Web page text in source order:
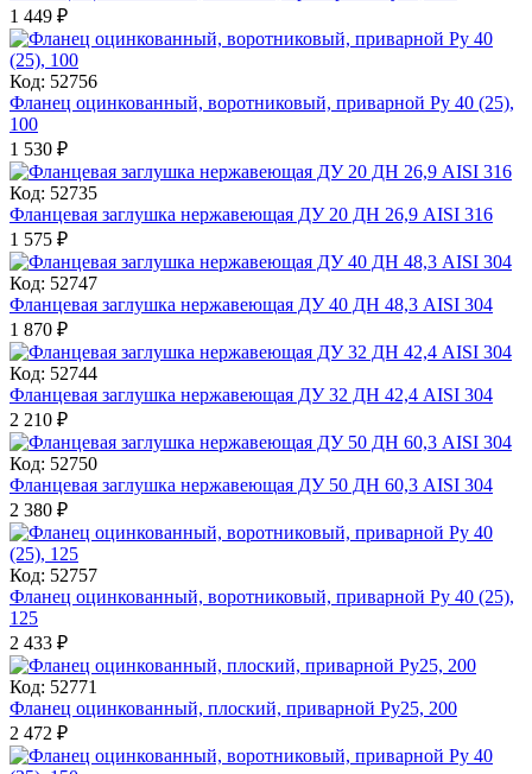
1 449 ₽
Код: 52756
Фланец оцинкованный, воротниковый, приварной Ру 40 (25),
100
1 530 ₽
Код: 52735
Фланцевая заглушка нержавеющая ДУ 20 ДН 26,9 AISI 316
1 575 ₽
Код: 52747
Фланцевая заглушка нержавеющая ДУ 40 ДН 48,3 AISI 304
1 870 ₽
Код: 52744
Фланцевая заглушка нержавеющая ДУ 32 ДН 42,4 AISI 304
2 210 ₽
Код: 52750
Фланцевая заглушка нержавеющая ДУ 50 ДН 60,3 AISI 304
2 380 ₽
Код: 52757
Фланец оцинкованный, воротниковый, приварной Ру 40 (25),
125
2 433 ₽
Код: 52771
Фланец оцинкованный, плоский, приварной Ру25, 200
2 472 ₽